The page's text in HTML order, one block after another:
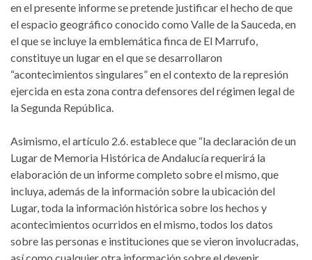
en el presente informe se pretende justificar el hecho de que
el espacio geográfico conocido como Valle de la Sauceda, en
el que se incluye la emblemática finca de El Marrufo,
constituye un lugar en el que se desarrollaron
“acontecimientos singulares” en el contexto de la represión
ejercida en esta zona contra defensores del régimen legal de
la Segunda República.
Asimismo, el artículo 2.6. establece que “la declaración de un
Lugar de Memoria Histórica de Andalucía requerirá la
elaboración de un informe completo sobre el mismo, que
incluya, además de la información sobre la ubicación del
Lugar, toda la información histórica sobre los hechos y
acontecimientos ocurridos en el mismo, todos los datos
sobre las personas e instituciones que se vieron involucradas,